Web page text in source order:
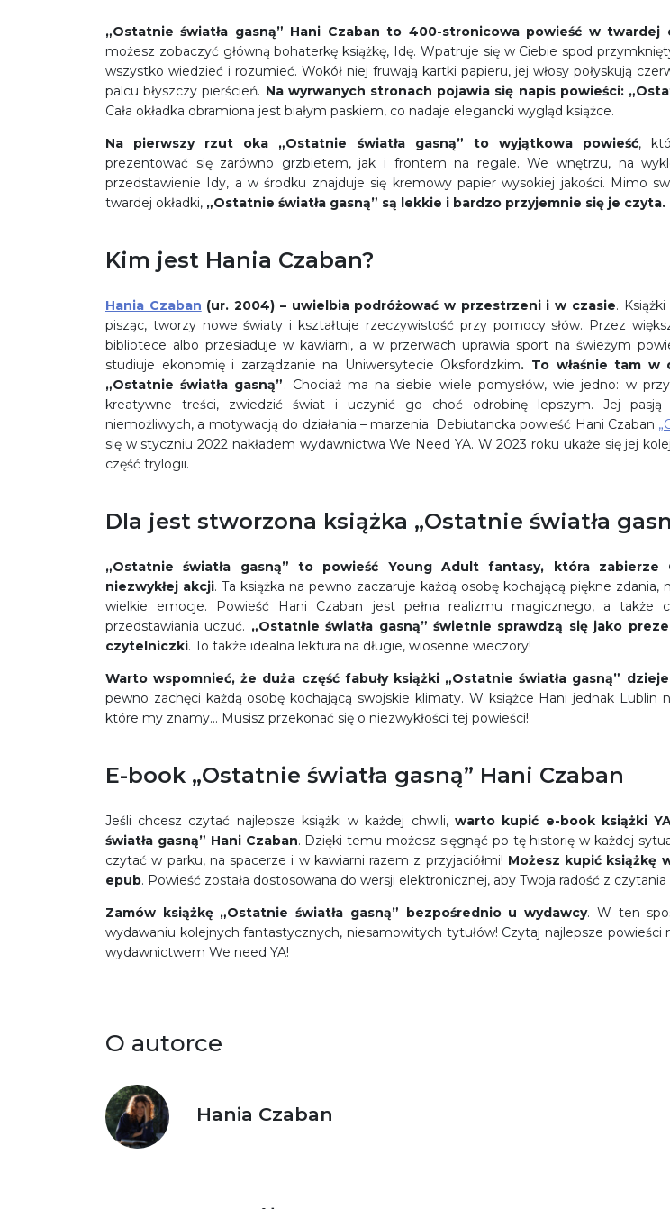
„Ostatnie światła gasną” Hani Czaban to 400-stronicowa powieść w twardej
możesz zobaczyć główną bohaterkę książkę, Idę. Wpatruje się w Ciebie spod
wszystko wiedzieć i rozumieć. Wokół niej fruwają kartki papieru, jej włosy połyskują
palcu błyszczy pierścień. Na wyrwanych stronach pojawia się napis powieści:
Cała okładka obramiona jest białym paskiem, co nadaje elegancki wygląd książce.
Na pierwszy rzut oka „Ostatnie światła gasną” to wyjątkowa powieść,
prezentować się zarówno grzbietem, jak i frontem na regale. We wnętrzu, na
przedstawienie Idy, a w środku znajduje się kremowy papier wysokiej jakości. Mimo
twardej okładki, „Ostatnie światła gasną” są lekkie i bardzo przyjemnie się je czyta.
Kim jest Hania Czaban?
Hania Czaban (ur. 2004) – uwielbia podróżować w przestrzeni i w czasie.
pisząc, tworzy nowe światy i kształtuje rzeczywistość przy pomocy słów. Przez
bibliotece albo przesiaduje w kawiarni, a w przerwach uprawia sport na świeżym
studiuje ekonomię i zarządzanie na Uniwersytecie Oksfordzkim. To właśnie tam w
„Ostatnie światła gasną”. Chociaż ma na siebie wiele pomysłów, wie jedno: w
kreatywne treści, zwiedzić świat i uczynić go choć odrobinę lepszym. Jej pasją
niemożliwych, a motywacją do działania – marzenia. Debiutancka powieść Hani Czaban
się w styczniu 2022 nakładem wydawnictwa We Need YA. W 2023 roku ukaże się jej
część trylogii.
Dla jest stworzona książka „Ostatnie światła
„Ostatnie światła gasną” to powieść Young Adult fantasy, która zabierze
niezwykłej akcji. Ta książka na pewno zaczaruje każdą osobę kochającą piękne zdania,
wielkie emocje. Powieść Hani Czaban jest pełna realizmu magicznego, a także
przedstawiania uczuć. „Ostatnie światła gasną” świetnie sprawdzą się jako
czytelniczki. To także idealna lektura na długie, wiosenne wieczory!
Warto wspomnieć, że duża część fabuły książki „Ostatnie światła gasną”
pewno zachęci każdą osobę kochającą swojskie klimaty. W książce Hani jednak
które my znamy… Musisz przekonać się o niezwykłości tej powieści!
E-book „Ostatnie światła gasną” Hani Czaban
Jeśli chcesz czytać najlepsze książki w każdej chwili, warto kupić e-book książki
światła gasną” Hani Czaban. Dzięki temu możesz sięgnąć po tę historię w każdej
czytać w parku, na spacerze i w kawiarni razem z przyjaciółmi! Możesz kupić książkę
epub. Powieść została dostosowana do wersji elektronicznej, aby Twoja radość z czytania
Zamów książkę „Ostatnie światła gasną” bezpośrednio u wydawcy. W ten
wydawaniu kolejnych fantastycznych, niesamowitych tytułów! Czytaj najlepsze powieści
wydawnictwem We need YA!
O autorce
Hania Czaban